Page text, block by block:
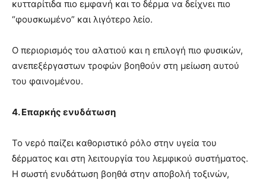
κυτταρίτιδα πιο εμφανή και το δέρμα να δείχνει πιο
“φουσκωμένο” και λιγότερο λείο.
Ο περιορισμός του αλατιού και η επιλογή πιο φυσικών,
ανεπεξέργαστων τροφών βοηθούν στη μείωση αυτού
του φαινομένου.
4. Επαρκής ενυδάτωση
Το νερό παίζει καθοριστικό ρόλο στην υγεία του
δέρματος και στη λειτουργία του λεμφικού συστήματος.
Η σωστή ενυδάτωση βοηθά στην αποβολή τοξινών,